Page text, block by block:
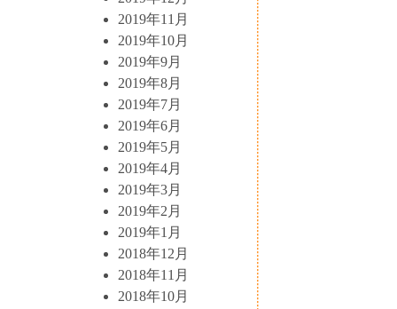
2019年11月
2019年10月
2019年9月
2019年8月
2019年7月
2019年6月
2019年5月
2019年4月
2019年3月
2019年2月
2019年1月
2018年12月
2018年11月
2018年10月